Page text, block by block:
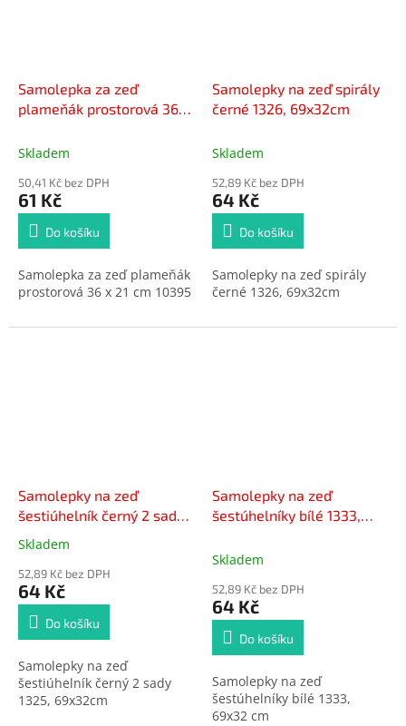
Samolepka za zeď
plameňák prostorová 36 x
Skladem
50,41 Kč bez DPH
61 Kč
Do košíku
Samolepka za zeď plameňák
prostorová 36 x 21 cm 10395
Samolepky na zeď spirály
černé 1326, 69x32cm
Skladem
52,89 Kč bez DPH
64 Kč
Do košíku
Samolepky na zeď spirály
černé 1326, 69x32cm
Samolepky na zeď
šestiúhelník černý 2 sady
1325, 69x32cm
Průměrné
produktu
je
5,0
hvězdiček.
Skladem
52,89 Kč bez DPH
64 Kč
Do košíku
Samolepky na zeď
šestiúhelník černý 2 sady
1325, 69x32cm
Samolepky na zeď
šestúhelníky bílé 1333,
Skladem
52,89 Kč bez DPH
64 Kč
Do košíku
Samolepky na zeď
šestúhelníky bílé 1333,
69x32 cm